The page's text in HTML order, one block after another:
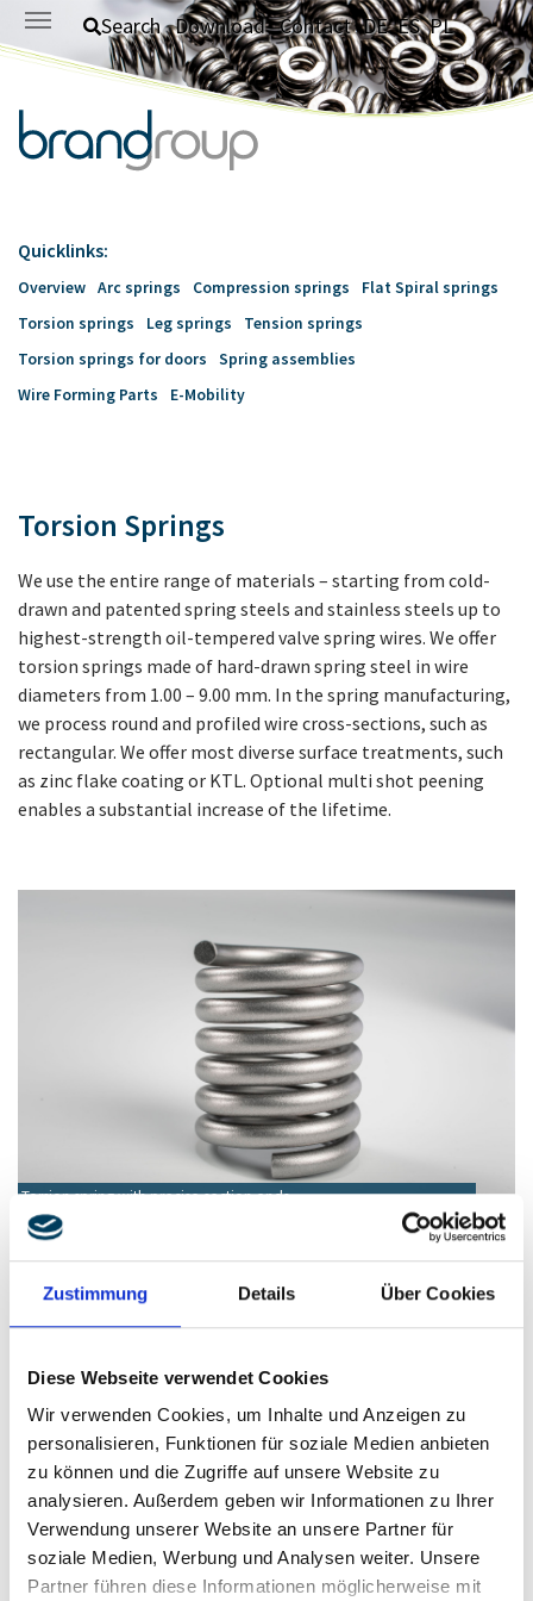
Zustimmung Details Über Cookies
Diese Webseite verwendet Cookies
Wir verwenden Cookies, um Inhalte und Anzeigen zu
personalisieren, Funktionen für soziale Medien anbieten
zu können und die Zugriffe auf unsere Website zu
analysieren. Außerdem geben wir Informationen zu Ihrer
Verwendung unserer Website an unsere Partner für
soziale Medien, Werbung und Analysen weiter. Unsere
Partner führen diese Informationen möglicherweise mit
Skip to main content
Search Download Contact DE ES PL
Quicklinks:
Overview Arc springs Compression springs
Flat Spiral springs
Torsion springs
Leg springs
Tension springs
Torsion springs for doors
Spring assemblies
Wire Forming Parts
E-Mobility
Torsion Springs
We use the entire range of materials – starting from cold-
drawn and patented spring steels and stainless steels up to
highest-strength oil-tempered valve spring wires. We offer
torsion springs made of hard-drawn spring steel in wire
diameters from 1.00 – 9.00 mm. In the spring manufacturing,
we process round and profiled wire cross-sections, such as
rectangular. We offer most diverse surface treatments, such
as zinc flake coating or KTL. Optional multi shot peening
enables a substantial increase of the lifetime.
Torsion spring with precise section ends
Torsion spring with tension-optimized wire cross-section